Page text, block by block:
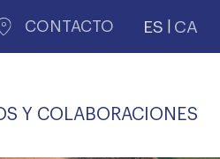
CONTACTO ES CA
Y COLABORACIONES